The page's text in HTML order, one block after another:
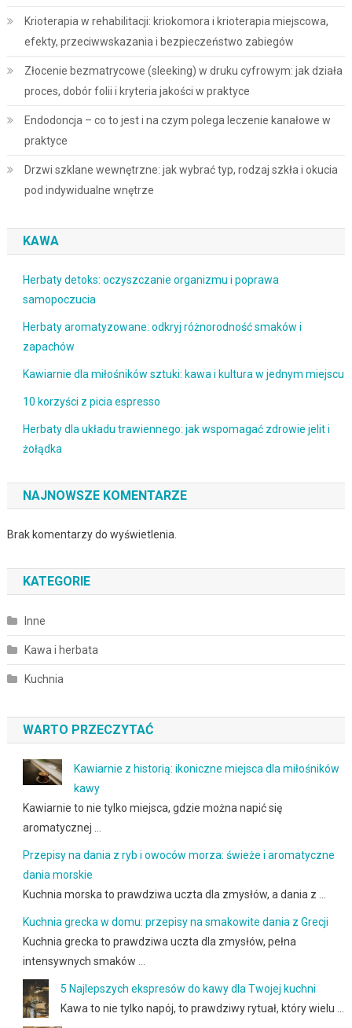
Krioterapia w rehabilitacji: kriokomora i krioterapia miejscowa,
efekty, przeciwwskazania i bezpieczeństwo zabiegów
Złocenie bezmatrycowe (sleeking) w druku cyfrowym: jak działa
proces, dobór folii i kryteria jakości w praktyce
Endodoncja – co to jest i na czym polega leczenie kanałowe w
praktyce
Drzwi szklane wewnętrzne: jak wybrać typ, rodzaj szkła i okucia
pod indywidualne wnętrze
KAWA
Herbaty detoks: oczyszczanie organizmu i poprawa
samopoczucia
Herbaty aromatyzowane: odkryj różnorodność smaków i
zapachów
Kawiarnie dla miłośników sztuki: kawa i kultura w jednym miejscu
10 korzyści z picia espresso
Herbaty dla układu trawiennego: jak wspomagać zdrowie jelit i
żołądka
NAJNOWSZE KOMENTARZE
Brak komentarzy do wyświetlenia.
KATEGORIE
Inne
Kawa i herbata
Kuchnia
WARTO PRZECZYTAĆ
Kawiarnie z historią: ikoniczne miejsca dla miłośników
kawy
Kawiarnie to nie tylko miejsca, gdzie można napić się
aromatycznej …
Przepisy na dania z ryb i owoców morza: świeże i aromatyczne
dania morskie
Kuchnia morska to prawdziwa uczta dla zmysłów, a dania z …
Kuchnia grecka w domu: przepisy na smakowite dania z Grecji
Kuchnia grecka to prawdziwa uczta dla zmysłów, pełna
intensywnych smaków …
5 Najlepszych ekspresów do kawy dla Twojej kuchni
Kawa to nie tylko napój, to prawdziwy rytuał, który wielu …